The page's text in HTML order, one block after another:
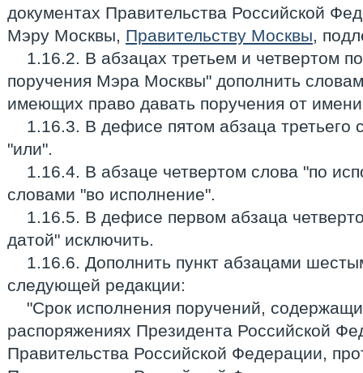
документах Правительства Российской
Мэру Москвы, Правительству Москвы,
1.16.2. В абзацах третьем и четвертом
поручения Мэра Москвы" дополнить
имеющих право давать поручения от
1.16.3. В дефисе пятом абзаца третьего
"или".
1.16.4. В абзаце четвертом слова "по
словами "во исполнение".
1.16.5. В дефисе первом абзаца
датой" исключить.
1.16.6. Дополнить пункт абзацами
следующей редакции:
"Срок исполнения поручений,
распоряжениях Президента Российской
Правительства Российской Федерации,